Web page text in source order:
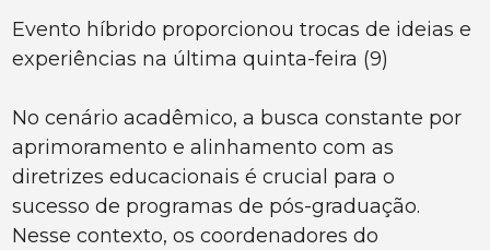
Evento híbrido proporcionou trocas de ideias e
experiências na última quinta-feira (9)
No cenário acadêmico, a busca constante por
aprimoramento e alinhamento com as
diretrizes educacionais é crucial para o
sucesso de programas de pós-graduação.
Nesse contexto, os coordenadores do